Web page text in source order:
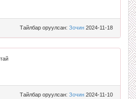
Тайлбар оруулсан: Зочин 2024-11-18
Тайлбар оруулсан: Зочин 2024-11-10